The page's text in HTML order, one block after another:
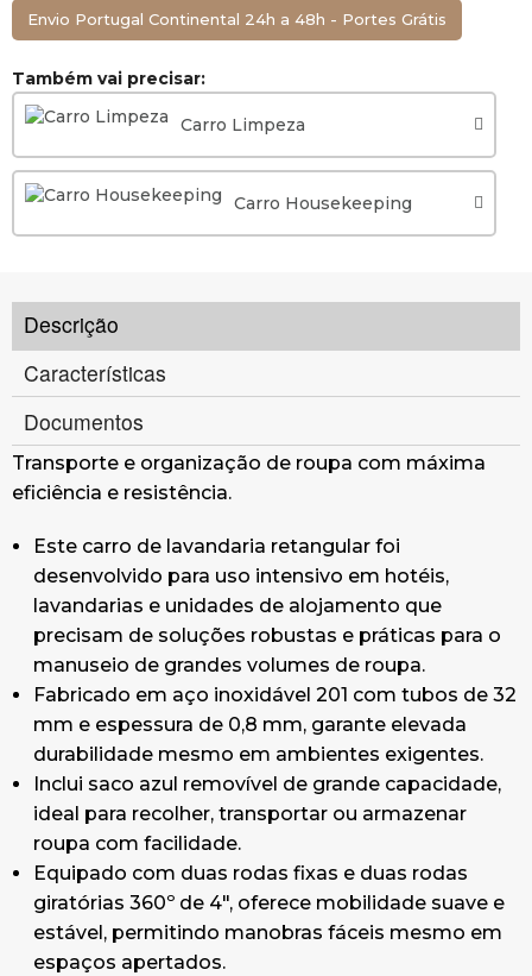
Envio Portugal Continental 24h a 48h - Portes Grátis
Também vai precisar:
Carro Limpeza
Carro Housekeeping
Descrição
Características
Documentos
Transporte e organização de roupa com máxima
eficiência e resistência.
Este carro de lavandaria retangular foi
desenvolvido para uso intensivo em hotéis,
lavandarias e unidades de alojamento que
precisam de soluções robustas e práticas para o
manuseio de grandes volumes de roupa.
Fabricado em aço inoxidável 201 com tubos de 32
mm e espessura de 0,8 mm, garante elevada
durabilidade mesmo em ambientes exigentes.
Inclui saco azul removível de grande capacidade,
ideal para recolher, transportar ou armazenar
roupa com facilidade.
Equipado com duas rodas fixas e duas rodas
giratórias 360º de 4", oferece mobilidade suave e
estável, permitindo manobras fáceis mesmo em
espaços apertados.